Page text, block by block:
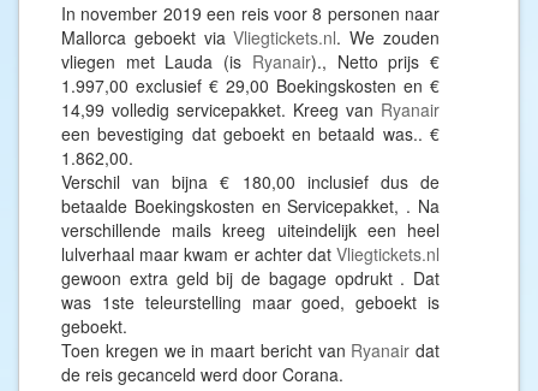
In november 2019 een reis voor 8 personen naar
Mallorca geboekt viaVliegtickets.nl. We zouden
vliegen met Lauda (is Ryanair)., Netto prijs €
1.997,00 exclusief € 29,00 Boekingskosten en €
14,99 volledig servicepakket. Kreeg van Ryanair
een bevestiging dat geboekt en betaald was.. €
1.862,00.
Verschil van bijna € 180,00 inclusief dus de
betaalde Boekingskosten en Servicepakket, . Na
verschillende mails kreeg uiteindelijk een heel
lulverhaal maar kwam er achter dat Vliegtickets.nl
gewoon extra geld bij de bagage opdrukt . Dat
was 1ste teleurstelling maar goed, geboekt is
geboekt.
Toen kregen we in maart bericht van Ryanair dat
de reis gecanceld werd door Corana.